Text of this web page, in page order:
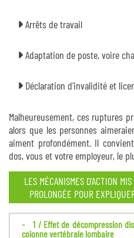
Arrêts de travail
Adaptation de poste, voire
Déclaration d’invalidité et
Malheureusement, ces ruptures
alors que les personnes
aiment profondément. Il
dos, vous et votre employeur, le
LES MÉCANISMES D’ACTION
PROLONGÉE POUR
1 / Effet de décompression
colonne vertébrale lombaire